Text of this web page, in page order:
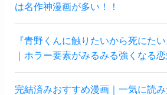
は名作神漫画が多い！！
『青野くんに触りたいから死にた
｜ホラー要素がみるみる強くなる
完結済みおすすめ漫画｜一気に読